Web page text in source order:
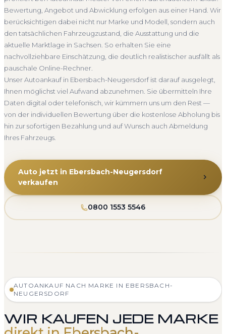
Übergabe, auf Wunsch übernehmen wir auch die
Abmeldung.
Abholung Ebersbach-Neugersdorf
Nicht fahrbereit
Barzahlung
Abmeldung inklusive
ganz Sachsen. Sie erhalten eine kostenlose Bewertung, ein
verbindliches Angebot und auf Wunsch den kompletten
Service von der Abholung bis zur Abmeldung. Über 4.800
zufriedene Kunden sprechen für sich.
Seit 2010 4.800+ Ankäufe Komplettservice
Bewertung, Angebot und Abwicklung erfolgen aus einer Hand. Wir
berücksichtigen dabei nicht nur Marke und Modell, sondern auch
den tatsächlichen Fahrzeugzustand, die Ausstattung und die
aktuelle Marktlage in Sachsen. So erhalten Sie eine
nachvollziehbare Einschätzung, die deutlich realistischer ausfällt als
pauschale Online-Rechner.
Unser Autoankauf in Ebersbach-Neugersdorf ist darauf ausgelegt,
Ihnen möglichst viel Aufwand abzunehmen. Sie übermitteln Ihre
Daten digital oder telefonisch, wir kümmern uns um den Rest —
von der individuellen Bewertung über die kostenlose Abholung bis
hin zur sofortigen Bezahlung und auf Wunsch auch Abmeldung
Ihres Fahrzeugs.
Auto jetzt in Ebersbach-Neugersdorf
verkaufen
0800 1553 5546
AUTOANKAUF NACH MARKE IN EBERSBACH-
NEUGERSDORF
WIR KAUFEN JEDE MARKE